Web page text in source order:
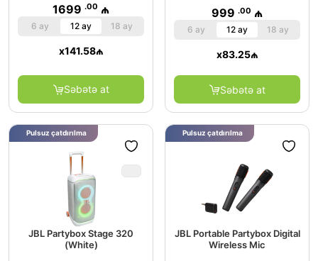
1699 .00 ₼
6 ay 12 ay 18 ay
x141.58₼
Səbətə at
999 .00 ₼
6 ay 12 ay 18 ay
x83.25₼
Səbətə at
JBL Partybox Stage 320
(White)
Pulsuz çatdırılma
JBL Portable Partybox Digital
Wireless Mic
Pulsuz çatdırılma